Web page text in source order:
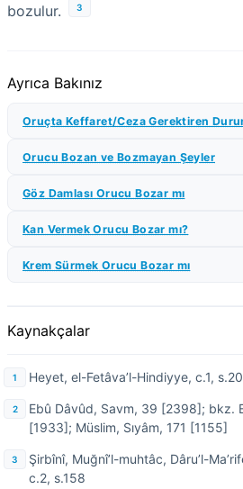
bozulur.
3
Ayrıca Bakınız
Oruçta Keffaret/Ceza Gerektiren
Orucu Bozan ve Bozmayan Şeyler
Göz Damlası Orucu Bozar mı
Kan Vermek Orucu Bozar mı?
Krem Sürmek Orucu Bozar mı
Kaynakçalar
Heyet, el-Fetâva’l-Hindiyye, c.1,
Ebû Dâvûd, Savm, 39 [2398]; bkz.
[1933]; Müslim, Sıyâm, 171 [1155]
Şirbînî, Muğnî’l-muhtâc, Dâru’l-
c.2, s.158